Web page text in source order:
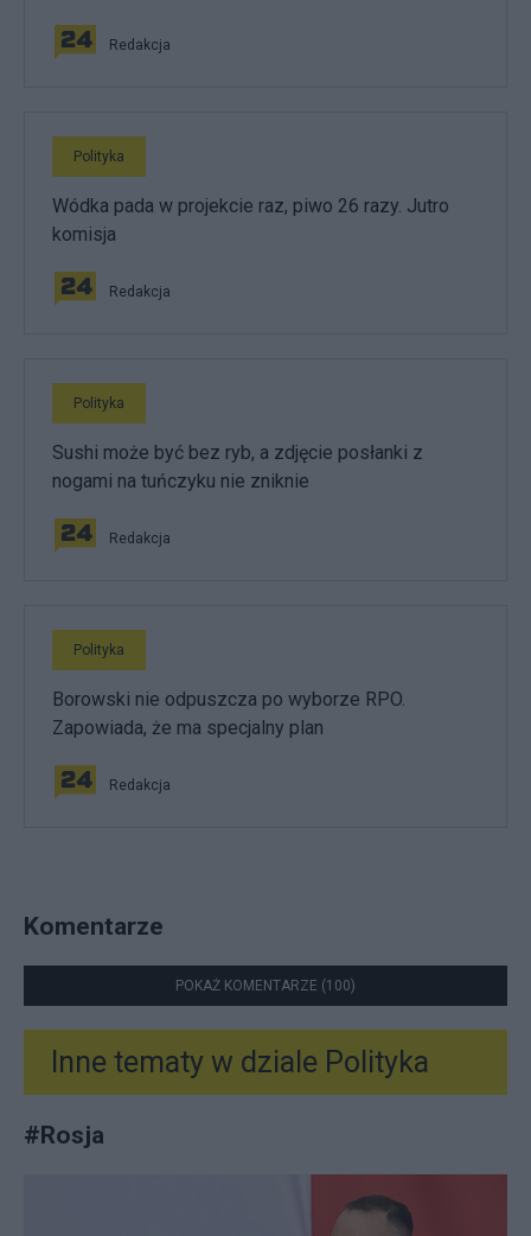
Redakcja
Polityka
Wódka pada w projekcie raz, piwo 26 razy. Jutro
komisja
Redakcja
Polityka
Sushi może być bez ryb, a zdjęcie posłanki z
nogami na tuńczyku nie zniknie
Redakcja
Polityka
Borowski nie odpuszcza po wyborze RPO.
Zapowiada, że ma specjalny plan
Redakcja
Komentarze
POKAŻ KOMENTARZE (100)
Inne tematy w dziale Polityka
#Rosja